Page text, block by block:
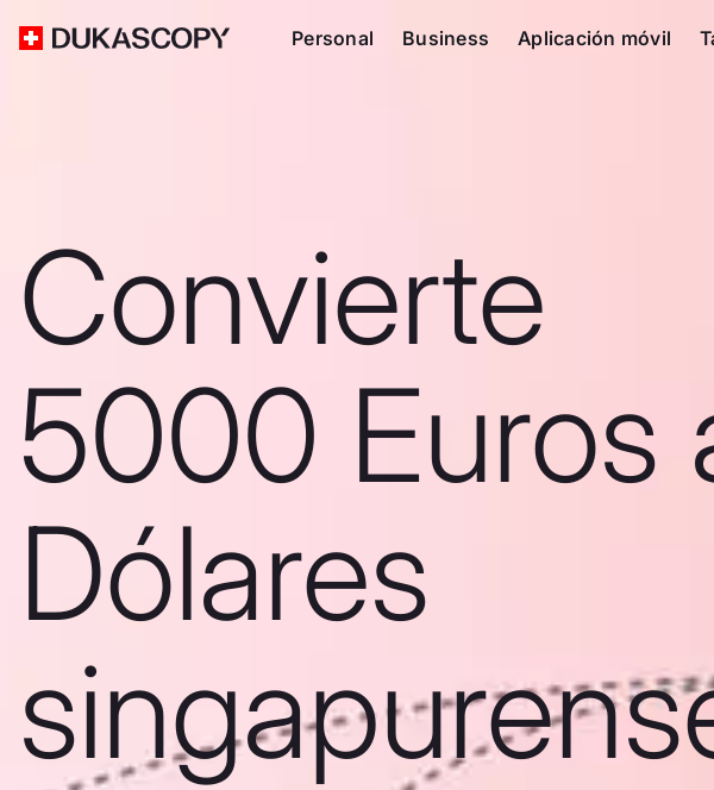
Personal Business Aplicación móvil
Convierte
5000 Euros
Dólares